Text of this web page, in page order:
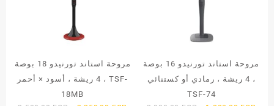
مروحة استاند تورنيدو 18 بوصة
، 4 ريشة ، أسود × أحمر TSF-
18MB
مروحة استاند تورنيدو 16 بوصة
، 4 ريشة ، رمادي أو كستنائي
TSF-74